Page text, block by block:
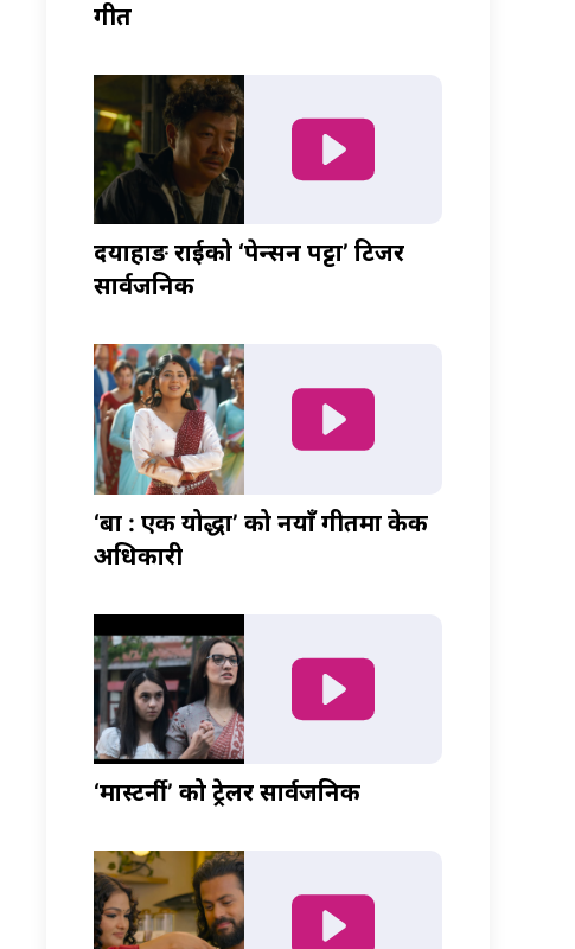
गीत
दयाहाङ राईको ‘पेन्सन पट्टा’ टिजर
सार्वजनिक
‘बा : एक योद्धा’ को नयाँ गीतमा केकी
अधिकारी
‘मास्टर्नी’ को ट्रेलर सार्वजनिक